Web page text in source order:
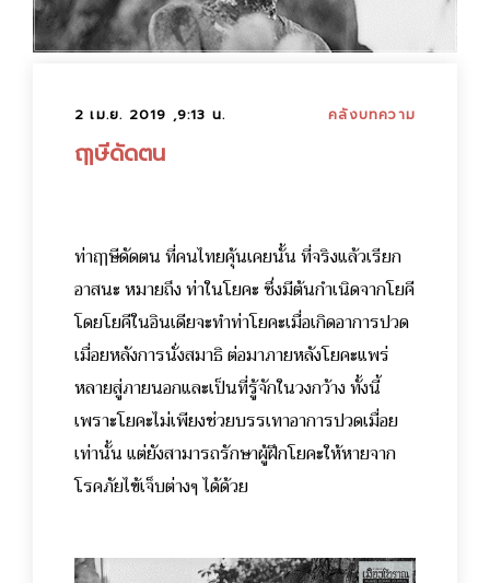
2 เม.ย. 2019 ,9:13 น. คลังบทความ
ฤๅษีดัดตน
ท่าฤๅษีดัดตน ที่คนไทยคุ้นเคยนั้น ที่จริงแล้วเรียก
อาสนะ หมายถึง ท่าในโยคะ ซึ่งมีต้นกำเนิดจากโยคี
โดยโยคีในอินเดียจะทำท่าโยคะเมื่อเกิดอาการปวด
เมื่อยหลังการนั่งสมาธิ ต่อมาภายหลังโยคะแพร่
หลายสู่ภายนอกและเป็นที่รู้จักในวงกว้าง ทั้งนี้
เพราะโยคะไม่เพียงช่วยบรรเทาอาการปวดเมื่อย
เท่านั้น แต่ยังสามารถรักษาผู้ฝึกโยคะให้หายจาก
โรคภัยไข้เจ็บต่างๆ ได้ด้วย